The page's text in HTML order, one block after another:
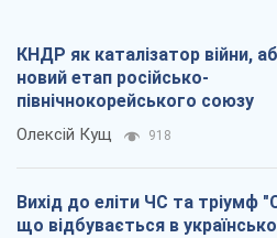
КНДР як каталізатор війни,
новий етап російсько-
північнокорейського союзу
Олексій Кущ 918
Вихід до еліти ЧС та тріумф
що відбувається в